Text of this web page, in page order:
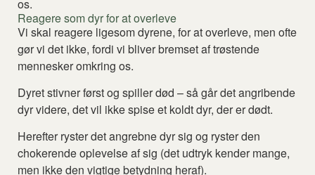
os.
Reagere som dyr for at overleve
Vi skal reagere ligesom dyrene, for at overleve, men ofte
gør vi det ikke, fordi vi bliver bremset af trøstende
mennesker omkring os.
Dyret stivner først og spiller død – så går det angribende
dyr videre, det vil ikke spise et koldt dyr, der er dødt.
Herefter ryster det angrebne dyr sig og ryster den
chokerende oplevelse af sig (det udtryk kender mange,
men ikke den vigtige betydning heraf).